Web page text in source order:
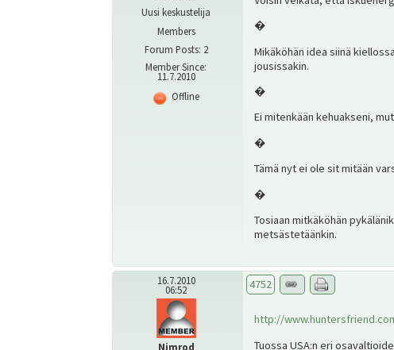
Uusi keskustelija
Members
Forum Posts: 2
Member Since:
11.7.2010
Offline
�
Mikäköhän idea siinä
jousissakin.
�
Ei mitenkään kehuakseni,
�
Tämä nyt ei ole sit mitään
�
Tosiaan mitkäköhän
metsästetäänkin.
16.7.2010
06:52
Nimrod
4752
http://
Tuossa USA:n eri